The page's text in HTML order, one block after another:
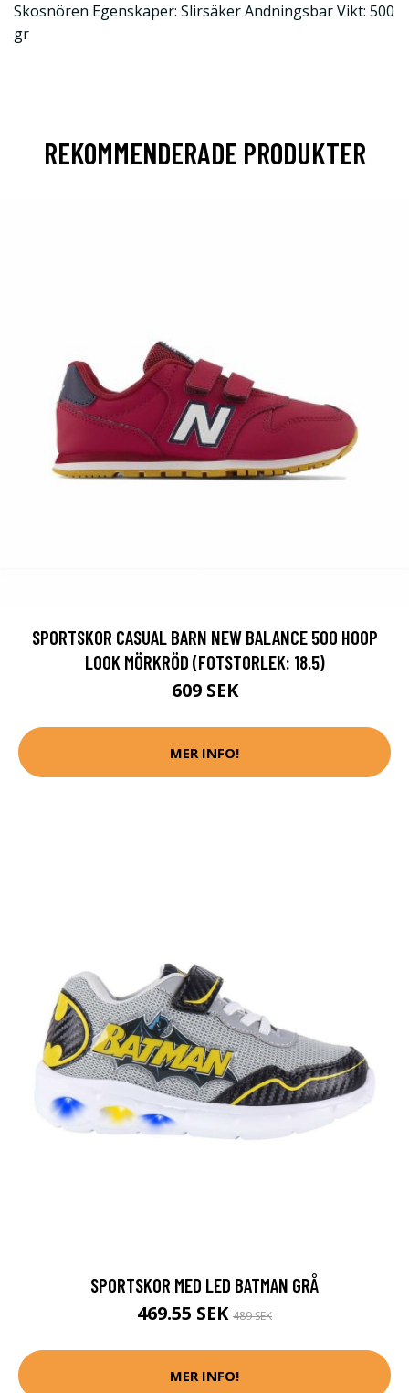
Skosnören Egenskaper: Slirsäker Andningsbar Vikt: 500
gr
REKOMMENDERADE PRODUKTER
SPORTSKOR CASUAL BARN NEW BALANCE 500 HOOP
LOOK MÖRKRÖD (FOTSTORLEK: 18.5)
609 SEK
MER INFO!
SPORTSKOR MED LED BATMAN GRÅ
469.55 SEK 489 SEK
MER INFO!